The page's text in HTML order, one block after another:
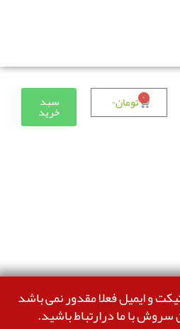
تومان۰ ۰ سبد
خرید
و ایمیل فعلا مقدور نمی باشد
سروش با ما درارتباط باشید.